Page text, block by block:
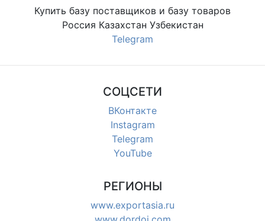
Купить базу поставщиков и базу товаров
Россия Казахстан Узбекистан
Telegram
СОЦСЕТИ
ВКонтакте
Instagram
Telegram
YouTube
РЕГИОНЫ
www.exportasia.ru